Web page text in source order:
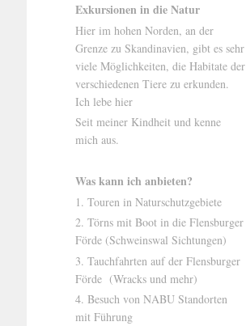
Exkursionen in die Natur
Hier im hohen Norden, an der
Grenze zu Skandinavien, gibt es sehr
viele Möglichkeiten, die Habitate der
verschiedenen Tiere zu erkunden.
Ich lebe hier
Seit meiner Kindheit und kenne
mich aus.
Was kann ich anbieten?
1. Touren in Naturschutzgebiete
2. Törns mit Boot in die Flensburger
Förde (Schweinswal Sichtungen)
3. Tauchfahrten auf der Flensburger
Förde (Wracks und mehr)
4. Besuch von NABU Standorten
mit Führung